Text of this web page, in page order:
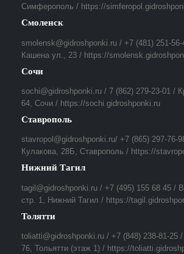
Симферополь / https://
Смоленск
smolensk@gidroshponki.ru / +7 (481) 251-
Кашена ул., 23 / https://
Сочи
sochi@gidroshponki.ru / 7 (862) 279-23-01 /
64, Сочи / https://sochi.gidroshponki.ru
Ставрополь
stavropol@gidroshponki.ru/ +7 (865) 297-76-
Кулакова, 28Б, Ставрополь / https://
Нижний Тагил
tagil@gidroshponki.ru / +7 (495) 155 68 45 /
стр. 1, Нижний Тагил / https://
Толятти
toliatti@gidroshponki.ru / +7 (848) 238-81-25
76, Тольятти (этаж 1) / https://